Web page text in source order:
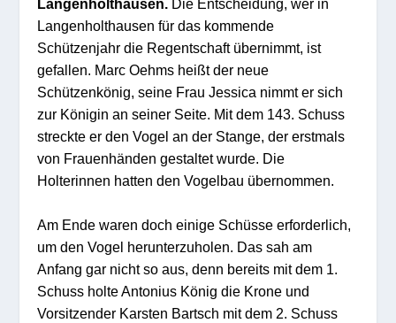
Langenholthausen für das kommende
Schützenjahr die Regentschaft übernimmt, ist
gefallen. Marc Oehms heißt der neue
Schützenkönig, seine Frau Jessica nimmt er sich
zur Königin an seiner Seite. Mit dem 143. Schuss
streckte er den Vogel an der Stange, der erstmals
von Frauenhänden gestaltet wurde. Die
Holterinnen hatten den Vogelbau übernommen.
Am Ende waren doch einige Schüsse erforderlich,
um den Vogel herunterzuholen. Das sah am
Anfang gar nicht so aus, denn bereits mit dem 1.
Schuss holte Antonius König die Krone und
Vorsitzender Karsten Bartsch mit dem 2. Schuss